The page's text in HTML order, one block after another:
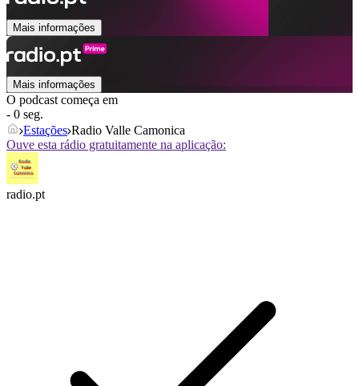
Mais informações
Mais informações
O podcast começa em
- 0 seg.
Estações Radio Valle Camonica
Ouve esta rádio gratuitamente na aplicação:
radio.pt